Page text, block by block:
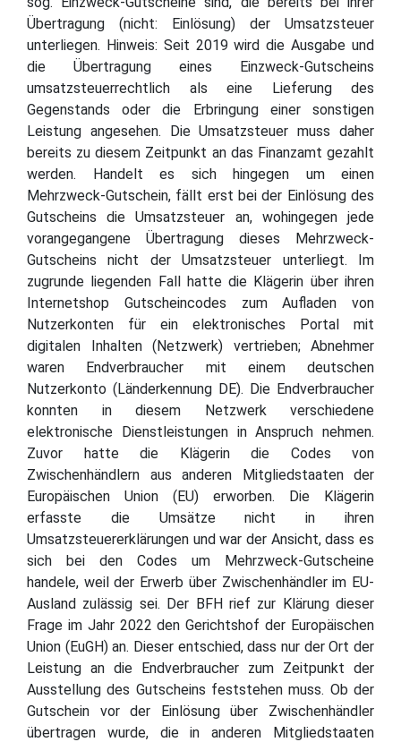
Übertragung (nicht: Einlösung) der Umsatzsteuer
unterliegen. Hinweis: Seit 2019 wird die Ausgabe und
die Übertragung eines Einzweck-Gutscheins
umsatzsteuerrechtlich als eine Lieferung des
Gegenstands oder die Erbringung einer sonstigen
Leistung angesehen. Die Umsatzsteuer muss daher
bereits zu diesem Zeitpunkt an das Finanzamt gezahlt
werden. Handelt es sich hingegen um einen
Mehrzweck-Gutschein, fällt erst bei der Einlösung des
Gutscheins die Umsatzsteuer an, wohingegen jede
vorangegangene Übertragung dieses Mehrzweck-
Gutscheins nicht der Umsatzsteuer unterliegt. Im
zugrunde liegenden Fall hatte die Klägerin über ihren
Internetshop Gutscheincodes zum Aufladen von
Nutzerkonten für ein elektronisches Portal mit
digitalen Inhalten (Netzwerk) vertrieben; Abnehmer
waren Endverbraucher mit einem deutschen
Nutzerkonto (Länderkennung DE). Die Endverbraucher
konnten in diesem Netzwerk verschiedene
elektronische Dienstleistungen in Anspruch nehmen.
Zuvor hatte die Klägerin die Codes von
Zwischenhändlern aus anderen Mitgliedstaaten der
Europäischen Union (EU) erworben. Die Klägerin
erfasste die Umsätze nicht in ihren
Umsatzsteuererklärungen und war der Ansicht, dass es
sich bei den Codes um Mehrzweck-Gutscheine
handele, weil der Erwerb über Zwischenhändler im EU-
Ausland zulässig sei. Der BFH rief zur Klärung dieser
Frage im Jahr 2022 den Gerichtshof der Europäischen
Union (EuGH) an. Dieser entschied, dass nur der Ort der
Leistung an die Endverbraucher zum Zeitpunkt der
Ausstellung des Gutscheins feststehen muss. Ob der
Gutschein vor der Einlösung über Zwischenhändler
übertragen wurde, die in anderen Mitgliedstaaten